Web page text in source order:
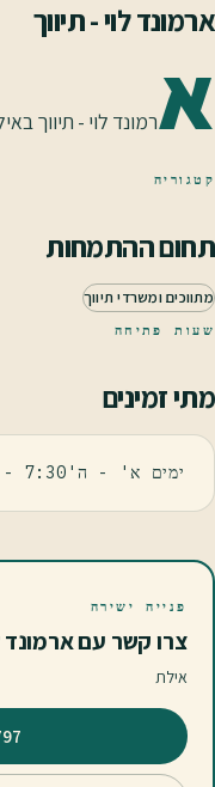
ארמונד לוי - תיווך
ארמונד לוי - תיווך
קטגוריה
תחום ההתמחות
מתווכים ומשרדי תיווך
שעות פתיחה
מתי זמינים
ימים א' - ה'7:30 - 19:30יום ו'9:00 - 13:00
פנייה ישירה
צרו קשר עם ארמונד
אילת